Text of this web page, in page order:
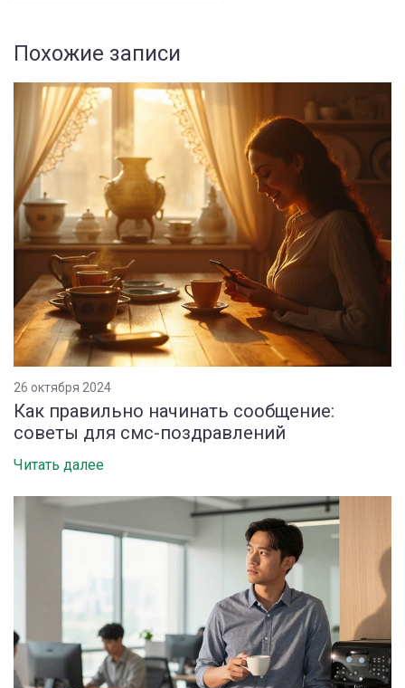
Похожие записи
26 октября 2024
Как правильно начинать сообщение:
советы для смс-поздравлений
Читать далее